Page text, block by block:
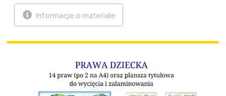
Informacje o materiale